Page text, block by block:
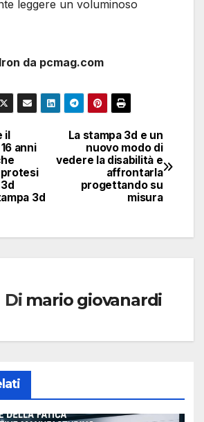
leggere un voluminoso
da pcmag.com
La stampa 3d e un
nuovo modo di
vedere la disabilità e
affrontarla
progettando su
misura
il
anni
protesi
3d
Di mario giovanardi